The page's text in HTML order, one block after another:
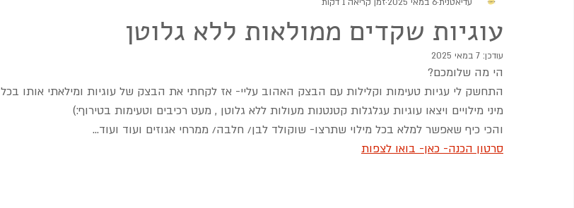
גבינות וממרחים מרקים סלטים ותוספות
עוגיות שקדים ממולאות ללא גלוטן
עודכן: 7 במאי 2025
הי מה שלומכם?
התחשק לי עגיות טעימות וקלילות עם הבצק האהוב עליי- אז לקחתי את הבצק של עוגיות ומילאתי אותו בכל
מיני מילויים ויצאו עוגיות עגלגלות קטנטנות מעולות ללא גלוטן , מעט רכיבים וטעימות בטירוף:)
והכי כיף שאפשר למלא בכל מילוי שתרצו- שוקולד לבן/ חלבה/ ממרחי אגוזים ועוד ועוד...
סרטון הכנה- כאן- בואו לצפות